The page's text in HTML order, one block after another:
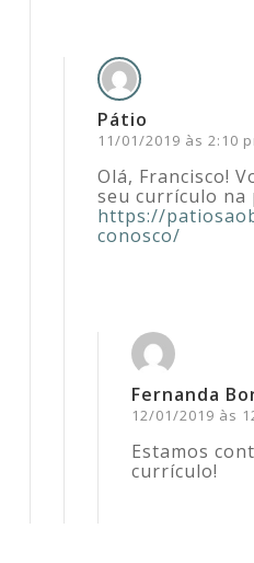
Pátio
11/01/2019 às 2:10
Olá, Francisco!
seu currículo na
https://
conosco/
Fernanda
12/01/2019 às
Estamos
currículo!